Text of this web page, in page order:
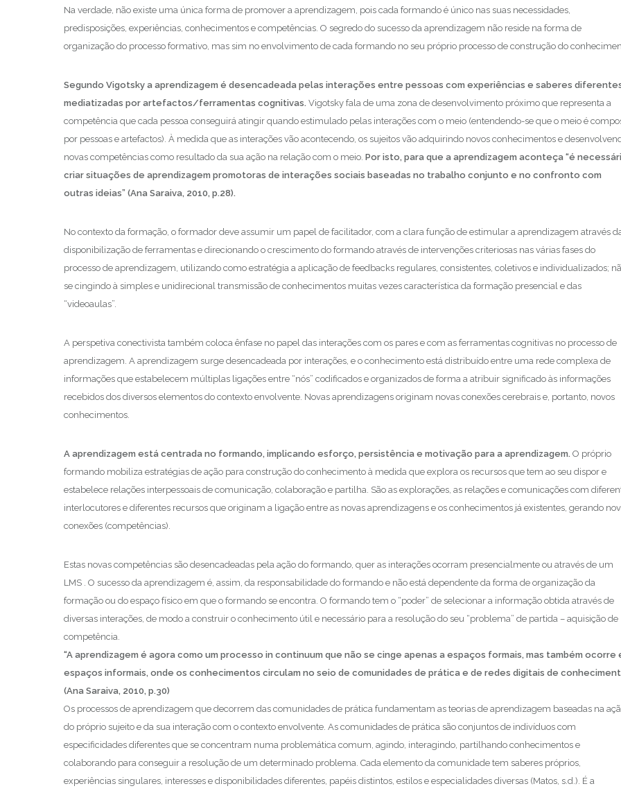
Na verdade, não existe uma única forma de promover a aprendizagem, pois cada formando é único nas suas necessidades,
predisposições, experiências, conhecimentos e competências. O segredo do sucesso da aprendizagem não reside na forma de
organização do processo formativo, mas sim no envolvimento de cada formando no seu próprio processo de construção do
Segundo Vigotsky a aprendizagem é desencadeada pelas interações entre pessoas com experiências e saberes
mediatizadas por artefactos/ferramentas cognitivas. Vigotsky fala de uma zona de desenvolvimento próximo que representa a
competência que cada pessoa conseguirá atingir quando estimulado pelas interações com o meio (entendendo-se que o meio é
por pessoas e artefactos). À medida que as interações vão acontecendo, os sujeitos vão adquirindo novos conhecimentos e
novas competências como resultado da sua ação na relação com o meio. Por isto, para que a aprendizagem aconteça “é
criar situações de aprendizagem promotoras de interações sociais baseadas no trabalho conjunto e no confronto com
outras ideias” (Ana Saraiva, 2010, p.28).
No contexto da formação, o formador deve assumir um papel de facilitador, com a clara função de estimular a aprendizagem através
disponibilização de ferramentas e direcionando o crescimento do formando através de intervenções criteriosas nas várias fases do
processo de aprendizagem, utilizando como estratégia a aplicação de feedbacks regulares, consistentes, coletivos e individualizados;
se cingindo à simples e unidirecional transmissão de conhecimentos muitas vezes característica da formação presencial e das
“videoaulas”.
A perspetiva conectivista também coloca ênfase no papel das interações com os pares e com as ferramentas cognitivas no processo de
aprendizagem. A aprendizagem surge desencadeada por interações, e o conhecimento está distribuído entre uma rede complexa de
informações que estabelecem múltiplas ligações entre “nós” codificados e organizados de forma a atribuir significado às informações
recebidos dos diversos elementos do contexto envolvente. Novas aprendizagens originam novas conexões cerebrais e, portanto, novos
conhecimentos.
A aprendizagem está centrada no formando, implicando esforço, persistência e motivação para a aprendizagem. O próprio
formando mobiliza estratégias de ação para construção do conhecimento à medida que explora os recursos que tem ao seu dispor e
estabelece relações interpessoais de comunicação, colaboração e partilha. São as explorações, as relações e comunicações com
interlocutores e diferentes recursos que originam a ligação entre as novas aprendizagens e os conhecimentos já existentes, gerando
conexões (competências).
Estas novas competências são desencadeadas pela ação do formando, quer as interações ocorram presencialmente ou através de um
LMS . O sucesso da aprendizagem é, assim, da responsabilidade do formando e não está dependente da forma de organização da
formação ou do espaço físico em que o formando se encontra. O formando tem o “poder” de selecionar a informação obtida através de
diversas interações, de modo a construir o conhecimento útil e necessário para a resolução do seu “problema” de partida – aquisição de
competência.
“A aprendizagem é agora como um processo in continuum que não se cinge apenas a espaços formais, mas também ocorre
espaços informais, onde os conhecimentos circulam no seio de comunidades de prática e de redes digitais de
(Ana Saraiva, 2010, p.30)
Os processos de aprendizagem que decorrem das comunidades de prática fundamentam as teorias de aprendizagem baseadas na
do próprio sujeito e da sua interação com o contexto envolvente. As comunidades de prática são conjuntos de indivíduos com
especificidades diferentes que se concentram numa problemática comum, agindo, interagindo, partilhando conhecimentos e
colaborando para conseguir a resolução de um determinado problema. Cada elemento da comunidade tem saberes próprios,
experiências singulares, interesses e disponibilidades diferentes, papéis distintos, estilos e especialidades diversas (Matos, s.d.). É a